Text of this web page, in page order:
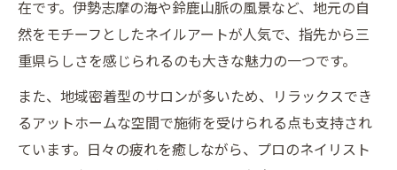
在です。伊勢志摩の海や鈴鹿山脈の風景など、地元の自
然をモチーフとしたネイルアートが人気で、指先から三
重県らしさを感じられるのも大きな魅力の一つです。
また、地域密着型のサロンが多いため、リラックスでき
るアットホームな空間で施術を受けられる点も支持され
ています。日々の疲れを癒しながら、プロのネイリスト